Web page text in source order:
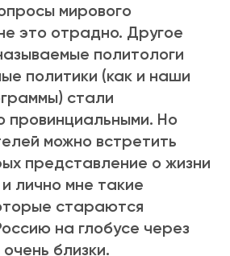
мирового
это отрадно. Другое
политологи
политики (как и наши
стали
провинциальными. Но
можно встретить
представление о жизни
лично мне такие
стараются
на глобусе через
близки.